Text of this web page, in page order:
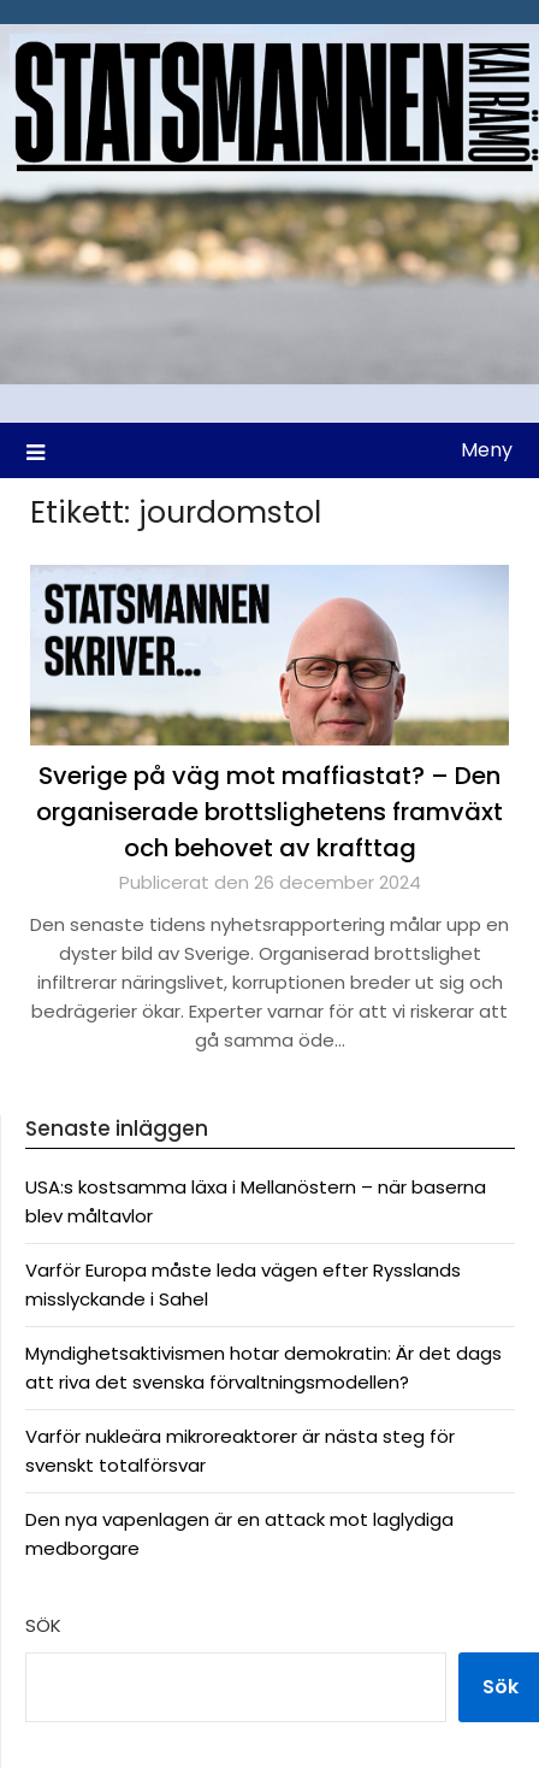
till
Meny
Etikett: jourdomstol
Sverige på väg mot maffiastat? – Den
organiserade brottslighetens framväxt
och behovet av krafttag
Publicerat den 26 december 2024
Den senaste tidens nyhetsrapportering målar upp en
dyster bild av Sverige. Organiserad brottslighet
infiltrerar näringslivet, korruptionen breder ut sig och
bedrägerier ökar. Experter varnar för att vi riskerar att
gå samma öde…
Senaste inläggen
USA:s kostsamma läxa i Mellanöstern – när baserna
blev måltavlor
Varför Europa måste leda vägen efter Rysslands
misslyckande i Sahel
Myndighetsaktivismen hotar demokratin: Är det dags
att riva det svenska förvaltningsmodellen?
Varför nukleära mikroreaktorer är nästa steg för
svenskt totalförsvar
Den nya vapenlagen är en attack mot laglydiga
medborgare
SÖK
Sök